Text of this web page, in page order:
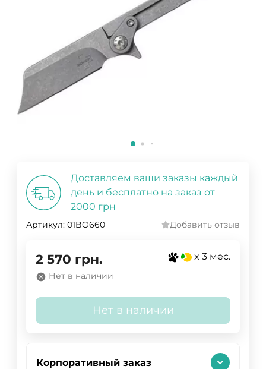
Доставляем ваши заказы каждый
день и бесплатно на заказ от
2000 грн
Артикул: 01BO660 Добавить отзыв
2 570 грн. x 3 мес.
Нет в наличии
Нет в наличии
Корпоративный заказ